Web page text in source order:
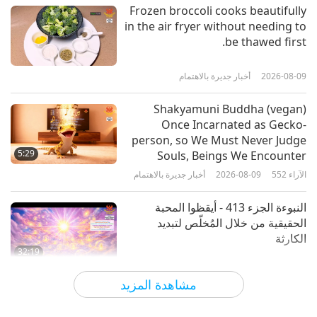
US$1,500 for a standard automobile in the early
1990s. According to his calculation, driving from
Los Angeles to New York City would take only
about 22 gallons (83 liters) of water!
فن الأوريغامي
التواصل الإلهي: لونا/بيوتي شجرة
الخشب الأحمر والمتواصلة يايا (فيغان)،
الجزء 1 من 4
2024-11-11
مشاهدة المزيد
Frozen broccoli cooks beautifully
in the air fryer without needing to
be thawed first.
أخبار جديرة بالاهتمام 2026-08-09
5:29
Shakyamuni Buddha (vegan)
Once Incarnated as Gecko-
person, so We Must Never Judge
Souls, Beings We Encounter
أخبار جديرة بالاهتمام 2026-08-09 552 الآراء
32:19
النبوءة الجزء 413 - أيقظوا المحبة
الحقيقية من خلال المُخلّص لتبديد
الكارثة
سلسلة متعددة الأجزاء حول لتنبؤات القديمة الخاصة
بكوكبنا
2026-08-09